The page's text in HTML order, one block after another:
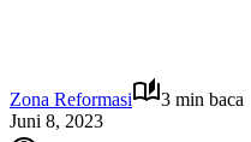
Zona Reformasi
3 min baca
Juni 8, 2023